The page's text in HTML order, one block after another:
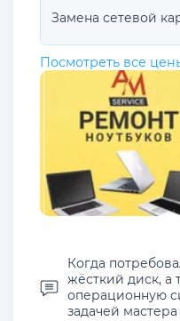
Замена сетевой
Посмотреть все
Когда
жёсткий диск, а
операционную
задачей